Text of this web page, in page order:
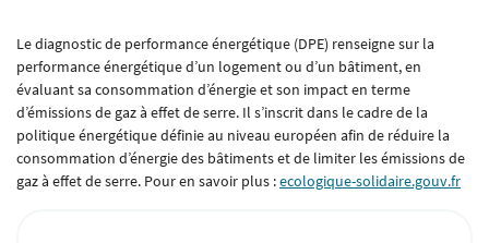
- TOURISME
AVIS
ACTUALITÉS
Rejoignez-
Restez
Le diagnostic de performance énergétique (DPE) renseigne sur la
performance énergétique d’un logement ou d’un bâtiment, en
évaluant sa consommation d’énergie et son impact en terme
d’émissions de gaz à effet de serre. Il s’inscrit dans le cadre de la
politique énergétique définie au niveau européen afin de réduire la
consommation d’énergie des bâtiments et de limiter les émissions de
gaz à effet de serre. Pour en savoir plus :ecologique-solidaire.gouv.fr